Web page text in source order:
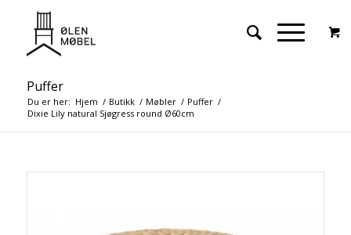
Puffer
Du er her: Hjem / Butikk / Møbler / Puffer /
Dixie Lily natural Sjøgress round Ø60cm